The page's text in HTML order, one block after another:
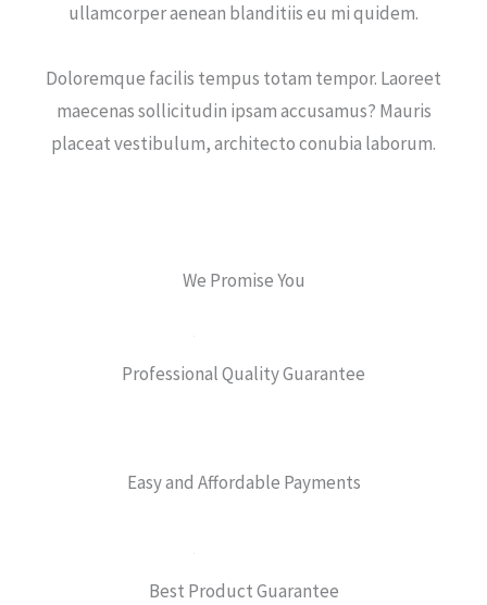
ullamcorper aenean blanditiis eu mi quidem.
Doloremque facilis tempus totam tempor. Laoreet
maecenas sollicitudin ipsam accusamus? Mauris
placeat vestibulum, architecto conubia laborum.
We Promise You
Professional Quality Guarantee
Easy and Affordable Payments
Best Product Guarantee